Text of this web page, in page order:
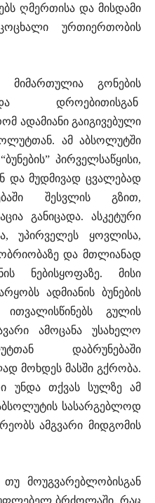
ღმერთისა და მისდამი
ურთიერთობის
მიმართულია გონების
დროებითისგან
ადამიანი გაიგივებული
ამ აბსოლუტში
პირველსაწყისი,
და მუდმივად ცვალებად
შესვლის გზით,
განიცადა. ასკეტური
უპირველეს ყოვლისა,
და მთლიანად
ნებისყოფაზე. მისი
ადმიანის ბუნების
გულის
ამოცანა უსახელო
დაბრუნებაში
მოხდეს მასში გქრობა.
უნდა თქვას სულზე ამ
სასარგებლოდ
ამგვარი მიდგომის
თუ მოუგვარებლობისგან